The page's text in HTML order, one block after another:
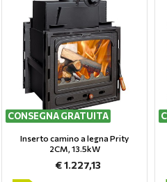
CONSEGNA GRATUITA
Inserto camino a legna Prity
2CM, 13.5kW
€ 1.227,13